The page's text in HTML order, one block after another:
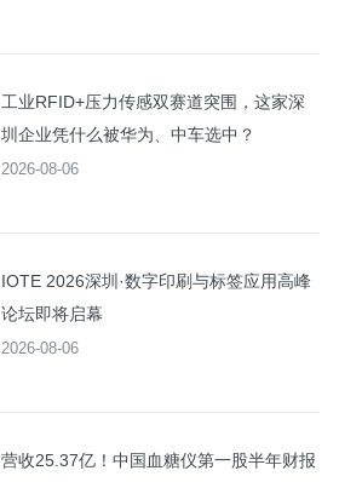
工业RFID+压力传感双赛道突围，这家深
圳企业凭什么被华为、中车选中？
2026-08-06
IOTE 2026深圳·数字印刷与标签应用高峰
论坛即将启幕
2026-08-06
营收25.37亿！中国血糖仪第一股半年财报